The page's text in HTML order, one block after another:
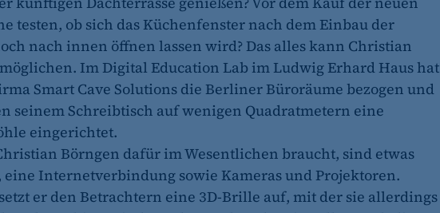
testen, ob sich das Küchenfenster nach dem Einbau der
nach innen öffnen lassen wird? Das alles kann Christian
Im Digital Education Lab im Ludwig Erhard Haus hat
Smart Cave Solutions die Berliner Büroräume bezogen und
seinem Schreibtisch auf wenigen Quadratmetern eine
eingerichtet.
Börngen dafür im Wesentlichen braucht, sind etwas
eine Internetverbindung sowie Kameras und Projektoren.
er den Betrachtern eine 3D-Brille auf, mit der sie allerdings